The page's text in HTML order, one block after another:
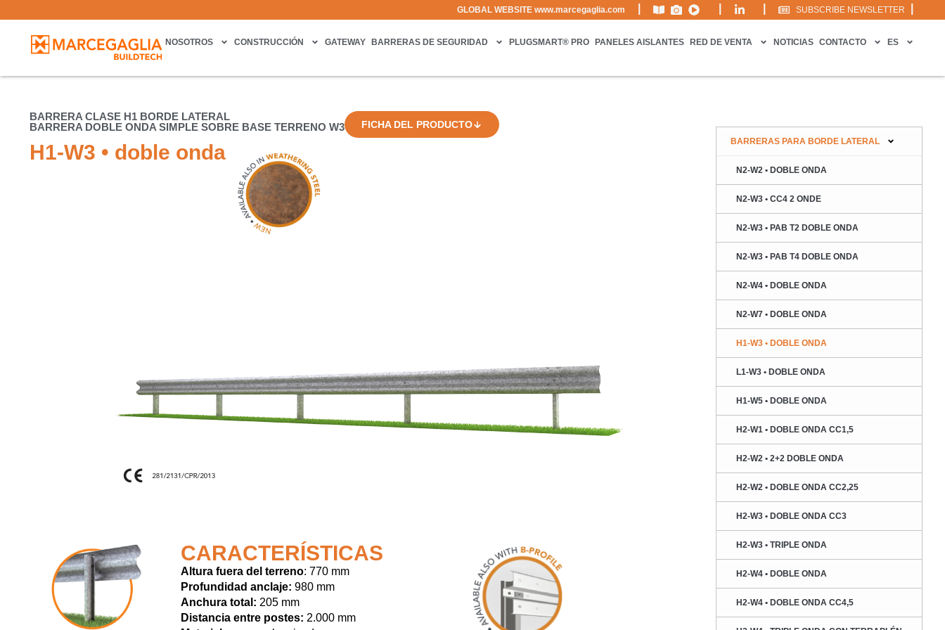
GLOBAL WEBSITE www.marcegaglia.com SUBSCRIBE NEWSLETTER
NOSOTROS CONSTRUCCIÓN GATEWAY BARRERAS DE SEGURIDAD PLUGSMART® PRO PANELES AISLANTES RED DE VENTA NOTICIAS CONTACTO ES
BARRERA CLASE H1 BORDE LATERAL
BARRERA DOBLE ONDA SIMPLE SOBRE BASE TERRENO W3
FICHA DEL PRODUCTO
H1-W3 • doble onda
CARACTERÍSTICAS
Altura fuera del terreno: 770 mm
Profundidad anclaje: 980 mm
Anchura total: 205 mm
Distancia entre postes: 2.000 mm
BARRERAS PARA BORDE LATERAL
N2-W2 • DOBLE ONDA
N2-W3 • CC4 2 ONDE
N2-W3 • PAB T2 DOBLE ONDA
N2-W3 • PAB T4 DOBLE ONDA
N2-W4 • DOBLE ONDA
N2-W7 • DOBLE ONDA
H1-W3 • DOBLE ONDA
L1-W3 • DOBLE ONDA
H1-W5 • DOBLE ONDA
H2-W1 • DOBLE ONDA CC1,5
H2-W2 • 2+2 DOBLE ONDA
H2-W2 • DOBLE ONDA CC2,25
H2-W3 • DOBLE ONDA CC3
H2-W3 • TRIPLE ONDA
H2-W4 • DOBLE ONDA
H2-W4 • DOBLE ONDA CC4,5